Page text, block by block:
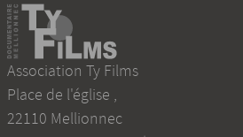
Association Ty Films
Place de l'église ,
22110 Mellionnec